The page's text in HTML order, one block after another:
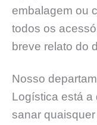
embalagem ou
todos os
breve relato do
Nosso
Logística está a
sanar